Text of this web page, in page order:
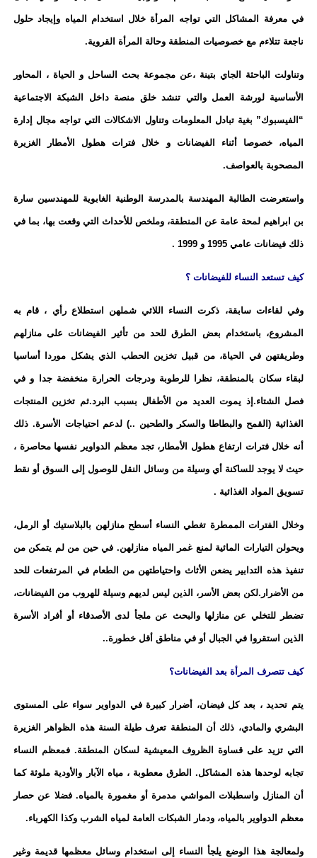
في معرفة المشاكل التي تواجه المرأة خلال استخدام المياه وإيجاد حلول
ناجعة تتلاءم مع خصوصيات المنطقة وحالة المرأة القروية.
وتناولت الباحثة الجاي بتينة ،عن مجموعة بحث الساحل و الحياة ، المحاور
الأساسية لورشة العمل والتي تنشد خلق منصة داخل الشبكة الاجتماعية
“الفيسبوك” بغية تبادل المعلومات وتناول الاشكالات التي تواجه مجال إدارة
المياه، خصوصا أثناء الفيضانات و خلال فترات هطول الأمطار الغزيرة
المصحوبة بالعواصف.
واستعرضت الطالبة المهندسة بالمدرسة الوطنية الغابوية للمهندسين سارة
بن ابراهيم لمحة عامة عن المنطقة، وملخص للأحداث التي وقعت بها، بما في
ذلك فيضانات عامي 1995 و 1999 .
كيف تستعد النساء للفيضانات ؟
وفي لقاءات سابقة، ذكرت النساء اللائي شملهن استطلاع رأي ، قام به
المشروع، باستخدام بعض الطرق للحد من تأثير الفيضانات على منازلهم
وطريقتهن في الحياة، من قبيل تخزين الحطب الذي يشكل موردا أساسيا
لبقاء سكان بالمنطقة، نظرا للرطوبة ودرجات الحرارة منخفضة جدا و في
فصل الشتاء.إذ يموت العديد من الأطفال بسبب البرد.ثم تخزين المنتجات
الغذائية (القمح والبطاطا والسكر والطحين ..) لدعم احتياجات الأسرة. ذلك
أنه خلال فترات ارتفاع هطول الأمطار، تجد معظم الدواوير نفسها محاصرة ،
حيث لا يوجد للساكنة أي وسيلة من وسائل النقل للوصول إلى السوق أو نقط
تسويق المواد الغذائية .
وخلال الفترات الممطرة تغطي النساء أسطح منازلهن بالبلاستيك أو الرمل،
ويحولن التيارات المائية لمنع غمر المياه منازلهن. في حين من لم يتمكن من
تنفيذ هذه التدابير يضعن الأثاث واحتياطتهن من الطعام في المرتفعات للحد
من الأضرار.لكن بعض الأسر، الذين ليس لديهم وسيلة للهروب من الفيضانات،
تضطر للتخلي عن منازلها والبحث عن ملجأ لدى الأصدقاء أو أفراد الأسرة
الذين استقروا في الجبال أو في مناطق أقل خطورة..
كيف تتصرف المرأة بعد الفيضانات؟
يتم تحديد ، بعد كل فيضان، أضرار كبيرة في الدواوير سواء على المستوى
البشري والمادي، ذلك أن المنطقة تعرف طيلة السنة هذه الظواهر الغزيرة
التي تزيد على قساوة الظروف المعيشية لسكان المنطقة. فمعظم النساء
تجابه لوحدها هذه المشاكل. الطرق معطوبة ، مياه الآبار والأودية ملوثة كما
أن المنازل واسطبلات المواشي مدمرة أو مغمورة بالمياه. فضلا عن حصار
معظم الدواوير بالمياه، ودمار الشبكات العامة لمياه الشرب وكذا الكهرباء.
ولمعالجة هذا الوضع يلجأ النساء إلى استخدام وسائل معظمها قديمة وغير